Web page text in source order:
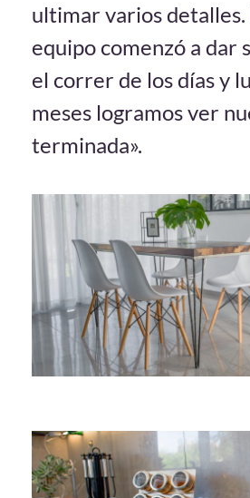
ultimar varios detalles.
equipo comenzó a dar
el correr de los días y
meses logramos ver
terminada».